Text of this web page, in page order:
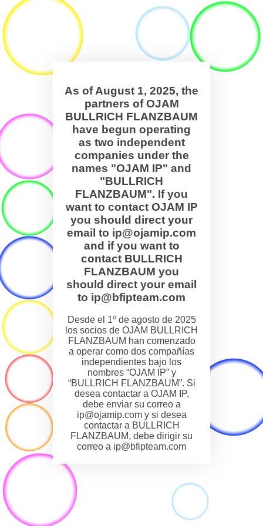
As of August 1, 2025, the
partners of OJAM
BULLRICH FLANZBAUM
have begun operating
as two independent
companies under the
names "OJAM IP" and
"BULLRICH
FLANZBAUM". If you
want to contact OJAM IP
you should direct your
email to ip@ojamip.com
and if you want to
contact BULLRICH
FLANZBAUM you
should direct your email
to ip@bfipteam.com
Desde el 1º de agosto de 2025
los socios de OJAM BULLRICH
FLANZBAUM han comenzado
a operar como dos compañías
independientes bajo los
nombres “OJAM IP” y
“BULLRICH FLANZBAUM”. Si
desea contactar a OJAM IP,
debe enviar su correo a
ip@ojamip.com y si desea
contactar a BULLRICH
FLANZBAUM, debe dirigir su
correo a ip@bfipteam.com